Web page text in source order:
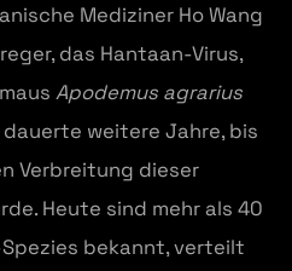
Mediziner Ho Wang
das Hantaan-Virus,
Apodemus agrarius
weitere Jahre, bis
Verbreitung dieser
Heute sind mehr als 40
bekannt, verteilt